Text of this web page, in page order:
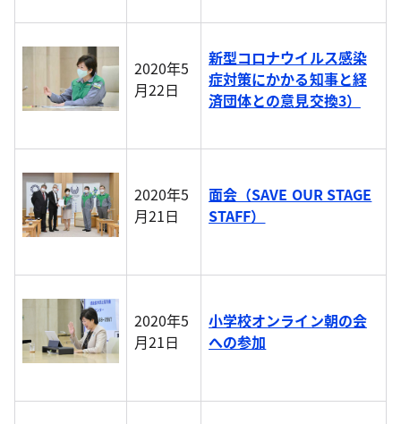
2020年5
月22日
新型コロナウイルス感染
症対策にかかる知事と経
済団体との意見交換3）
2020年5
月21日
面会（SAVE OUR STAGE
STAFF）
2020年5
月21日
小学校オンライン朝の会
への参加